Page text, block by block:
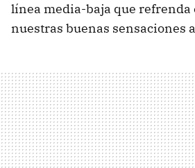
línea media-baja que refrenda
nuestras buenas sensaciones